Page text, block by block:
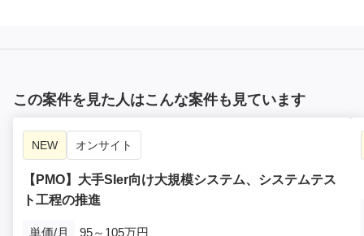
この案件を見た人はこんな案件も見ています
NEW オンサイト
【PMO】大手SIer向け大規模システム、システムテス
ト工程の推進
単価/月
95～105万円